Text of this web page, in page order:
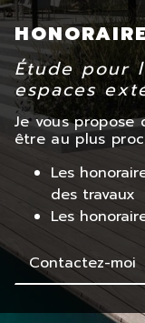
Étude pour
espaces
Je vous
être au plus
Les
des travaux
Les
Contactez-moi